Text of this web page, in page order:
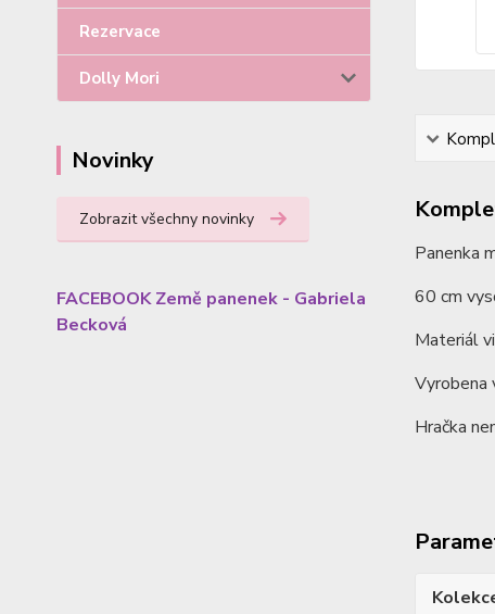
Rezervace
Dolly Mori
Novinky
Zobrazit všechny novinky
FACEBOOK Země panenek - Gabriela
Becková
Panenka
60 cm
Materiál
Vyrobena
Hračka